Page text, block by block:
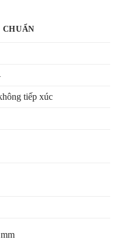
tiếp xúc